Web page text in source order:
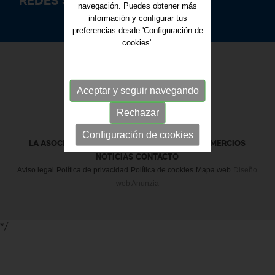
LA ASOCIACIÓN SERVICIOS DIRECTORIO DE COMERCIOS
NOTICIAS CONTACTO
Aviso legal Política de privacidad Política de cookies Mapa web
navegación. Puedes obtener más
información y configurar tus
preferencias desde 'Configuración de
cookies'.
Aceptar y seguir navegando
Rechazar
Configuración de cookies
*/